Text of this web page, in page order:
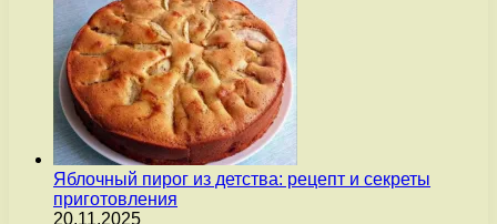
Яблочный пирог из детства: рецепт и секреты
приготовления
20.11.2025